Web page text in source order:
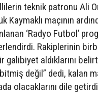
teknik patronu Ali
Kaymaklı maçının
‘Radyo Futbol’
Rakiplerinin
galibiyet aldıklarını
değil” dedi, kalan
olacaklarını dile